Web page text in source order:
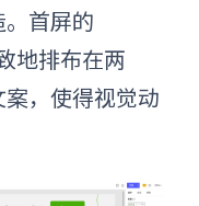
首屏的
地排布在两
，使得视觉动